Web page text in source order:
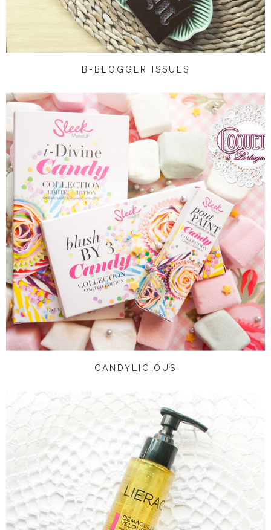
B-BLOGGER ISSUES
CANDYLICIOUS